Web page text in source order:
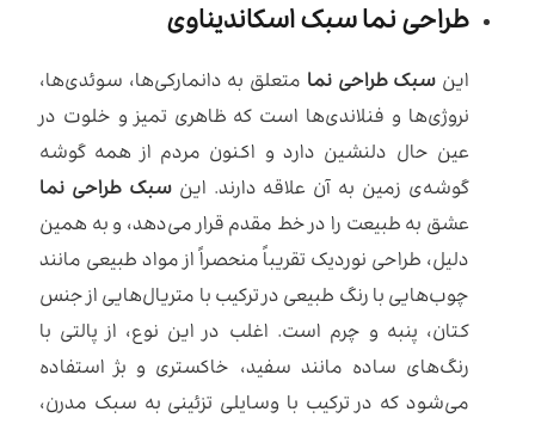
طراحی نما سبک اسکاندیناوی
این سبک طراحی نما متعلق به دانمارکی‌ها، سوئدی‌ها،
نروژی‌ها و فنلاندی‌ها است که ظاهری تمیز و خلوت در
عین حال دلنشین دارد و اکنون مردم از همه گوشه
گوشه‌ی زمین به آن علاقه دارند. اینسبک طراحی نما
عشق به طبیعت را در خط مقدم قرار می‌دهد، و به همین
دلیل، طراحی نوردیک تقریباً منحصراً از مواد طبیعی مانند
چوب‌هایی با رنگ طبیعی در ترکیب با متریال‌هایی از جنس
کتان، پنبه و چرم است. اغلب در این نوع، از پالتی با
رنگ‌های ساده مانند سفید، خاکستری و بژ استفاده
می‌شود که در ترکیب با وسایلی تزئینی به سبک مدرن،